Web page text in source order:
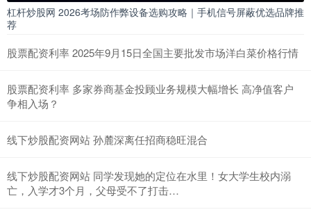
杠杆炒股网 2026考场防作弊设备选购攻略｜手机信号屏蔽优选品牌推
荐
股票配资利率 2025年9月15日全国主要批发市场洋白菜价格行情
股票配资利率 多家券商基金投顾业务规模大幅增长 高净值客户
争相入场？
线下炒股配资网站 孙麓深离任招商稳旺混合
线下炒股配资网站 同学发现她的定位在水里！女大学生校内溺
亡，入学才3个月，父母受不了打击…